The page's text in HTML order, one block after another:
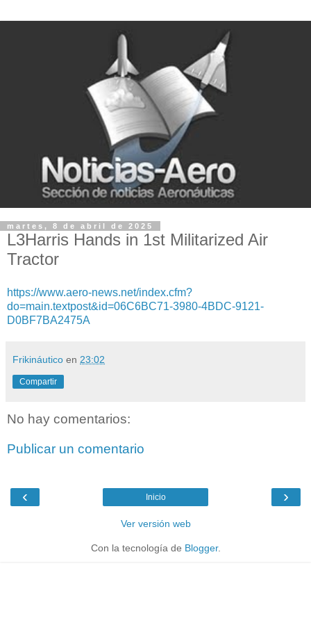
martes, 8 de abril de 2025
L3Harris Hands in 1st Militarized Air
Tractor
https://www.aero-news.net/index.cfm?
do=main.textpost&id=06C6BC71-3980-4BDC-9121-
D0BF7BA2475A
Frikináutico en 23:02
Compartir
No hay comentarios:
Publicar un comentario
‹ ›
Inicio
Ver versión web
Con la tecnología de Blogger.